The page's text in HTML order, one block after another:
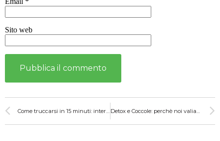
Sito web
Come truccarsi in 15 minuti: intervista a Paolo Baroncelli Detox e Coccole: perchè noi valiamo!